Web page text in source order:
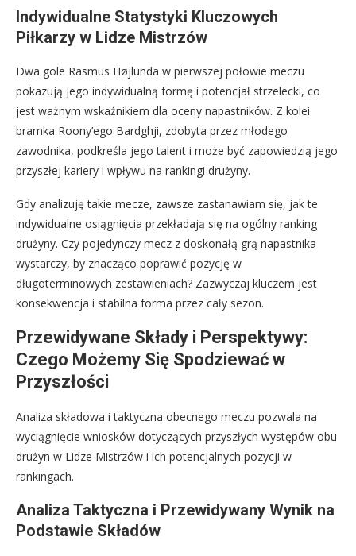
Indywidualne Statystyki Kluczowych
Piłkarzy w Lidze Mistrzów
Dwa gole Rasmus Højlunda w pierwszej połowie meczu
pokazują jego indywidualną formę i potencjał strzelecki, co
jest ważnym wskaźnikiem dla oceny napastników. Z kolei
bramka Roony’ego Bardghji, zdobyta przez młodego
zawodnika, podkreśla jego talent i może być zapowiedzią jego
przyszłej kariery i wpływu na rankingi drużyny.
Gdy analizuję takie mecze, zawsze zastanawiam się, jak te
indywidualne osiągnięcia przekładają się na ogólny ranking
drużyny. Czy pojedynczy mecz z doskonałą grą napastnika
wystarczy, by znacząco poprawić pozycję w
długoterminowych zestawieniach? Zazwyczaj kluczem jest
konsekwencja i stabilna forma przez cały sezon.
Przewidywane Składy i Perspektywy:
Czego Możemy Się Spodziewać w
Przyszłości
Analiza składowa i taktyczna obecnego meczu pozwala na
wyciągnięcie wniosków dotyczących przyszłych występów obu
drużyn w Lidze Mistrzów i ich potencjalnych pozycji w
rankingach.
Analiza Taktyczna i Przewidywany Wynik na
Podstawie Składów